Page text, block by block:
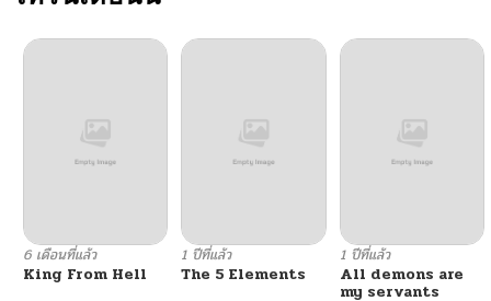
ตอนที่ 198
ตอนที่ 196 03/04/2026
ตอนที่ 195
ตอนที่ 194 02/23/2026
6 เดือนที่แล้ว
King From Hell
1 ปีที่แล้ว
The 5 Elements
1 ปีที่แล้ว
All demons are
my servants